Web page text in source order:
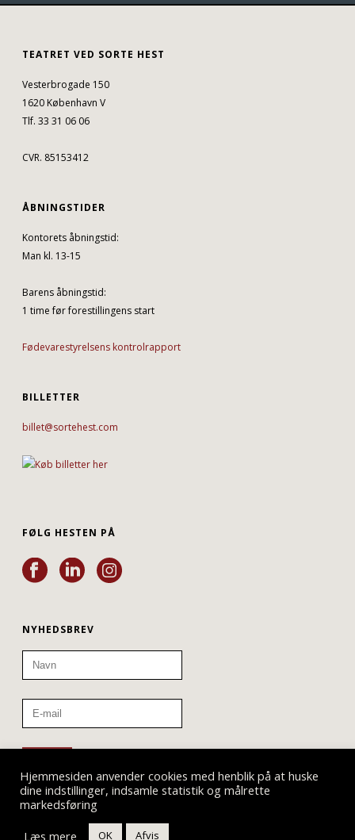
TEATRET VED SORTE HEST
Vesterbrogade 150
1620 København V
Tlf. 33 31 06 06
CVR. 85153412
ÅBNINGSTIDER
Kontorets åbningstid:
Man kl. 13-15
Barens åbningstid:
1 time før forestillingens start
Fødevarestyrelsens kontrolrapport
BILLETTER
billet@sortehest.com
FØLG HESTEN PÅ
NYHEDSBREV
Hjemmesiden anvender cookies med henblik på at huske
dine indstillinger, indsamle statistik og målrette
markedsføring
Læs mere
OK Afvis